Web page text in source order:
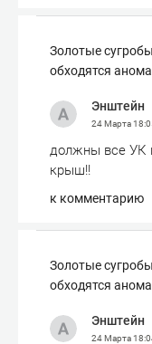
Золотые
обходятся
Энштейн
24 Марта
должны все УК
крыш!!
к комментарию
Золотые
обходятся
Энштейн
24 Марта